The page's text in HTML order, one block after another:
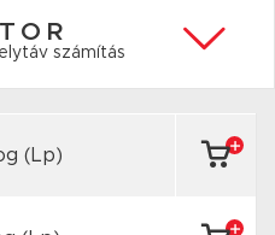
számítás
(Lp)